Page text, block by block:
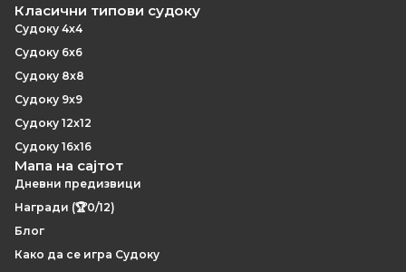
Класични типови судоку
Судоку 4x4
Судоку 6x6
Судоку 8x8
Судоку 9x9
Судоку 12x12
Судоку 16x16
Мапа на сајтот
Дневни предизвици
Награди (🏆0/12)
Блог
Како да се игра Судоку